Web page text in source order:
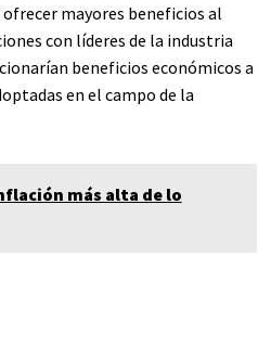
mayores beneficios al
con líderes de la industria
beneficios económicos a
en el campo de la
más alta de lo